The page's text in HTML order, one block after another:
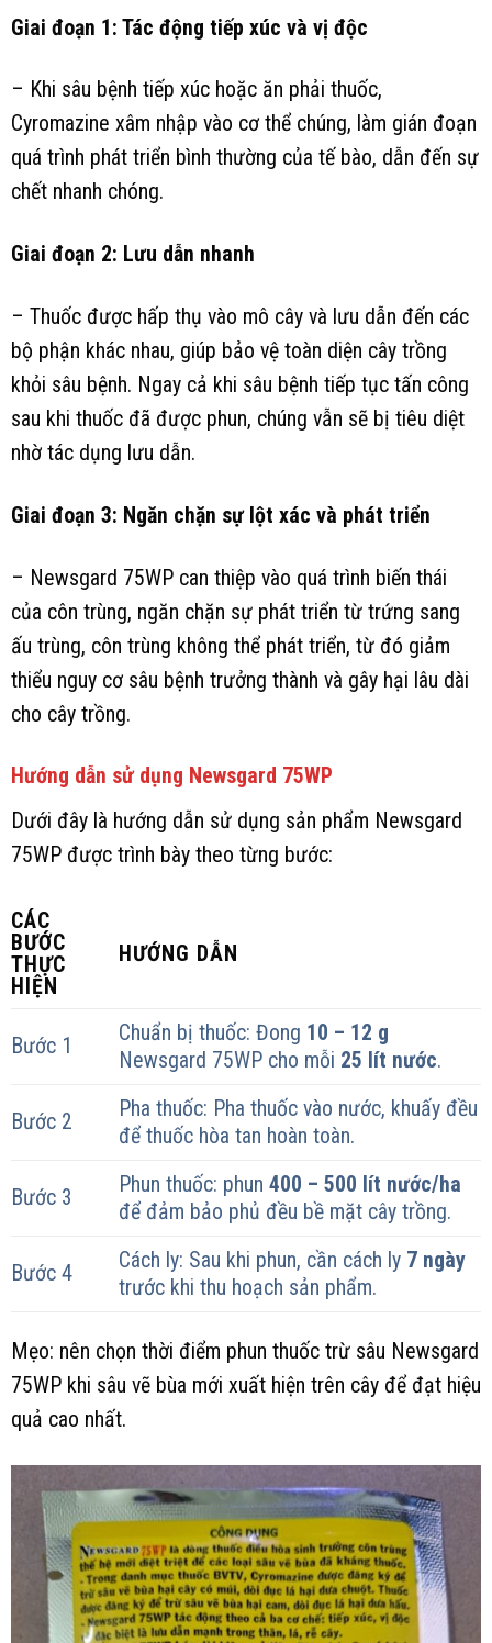
Giai đoạn 1: Tác động tiếp xúc và vị độc
– Khi sâu bệnh tiếp xúc hoặc ăn phải thuốc,
Cyromazine xâm nhập vào cơ thể chúng, làm gián đoạn
quá trình phát triển bình thường của tế bào, dẫn đến sự
chết nhanh chóng.
Giai đoạn 2: Lưu dẫn nhanh
– Thuốc được hấp thụ vào mô cây và lưu dẫn đến các
bộ phận khác nhau, giúp bảo vệ toàn diện cây trồng
khỏi sâu bệnh. Ngay cả khi sâu bệnh tiếp tục tấn công
sau khi thuốc đã được phun, chúng vẫn sẽ bị tiêu diệt
nhờ tác dụng lưu dẫn.
Giai đoạn 3: Ngăn chặn sự lột xác và phát triển
– Newsgard 75WP can thiệp vào quá trình biến thái
của côn trùng, ngăn chặn sự phát triển từ trứng sang
ấu trùng, côn trùng không thể phát triển, từ đó giảm
thiểu nguy cơ sâu bệnh trưởng thành và gây hại lâu dài
cho cây trồng.
Hướng dẫn sử dụng Newsgard 75WP
Dưới đây là hướng dẫn sử dụng sản phẩm Newsgard
75WP được trình bày theo từng bước:
CÁC
BƯỚC
THỰC
HIỆN
HƯỚNG DẪN
Bước 1
Chuẩn bị thuốc: Đong 10 – 12 g
Newsgard 75WP cho mỗi 25 lít nước.
Bước 2
Pha thuốc: Pha thuốc vào nước, khuấy đều
để thuốc hòa tan hoàn toàn.
Bước 3
Phun thuốc: phun 400 – 500 lít nước/ha
để đảm bảo phủ đều bề mặt cây trồng.
Bước 4
Cách ly: Sau khi phun, cần cách ly 7 ngày
trước khi thu hoạch sản phẩm.
Mẹo: nên chọn thời điểm phun thuốc trừ sâu Newsgard
75WP khi sâu vẽ bùa mới xuất hiện trên cây để đạt hiệu
quả cao nhất.